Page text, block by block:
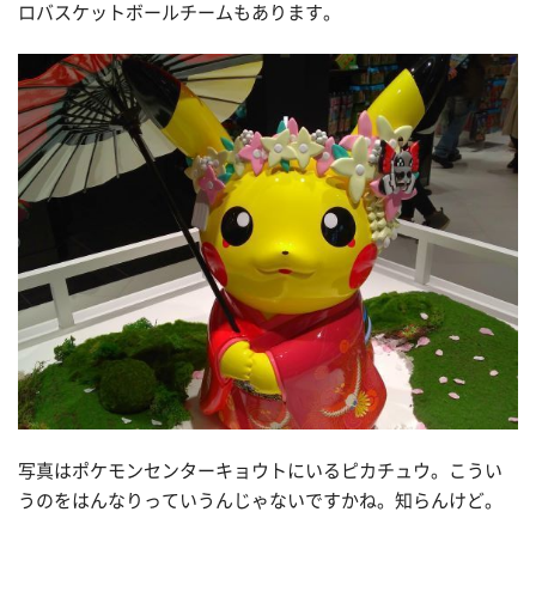
ロバスケットボールチームもあります。
写真はポケモンセンターキョウトにいるピカチュウ。こうい
うのをはんなりっていうんじゃないですかね。知らんけど。